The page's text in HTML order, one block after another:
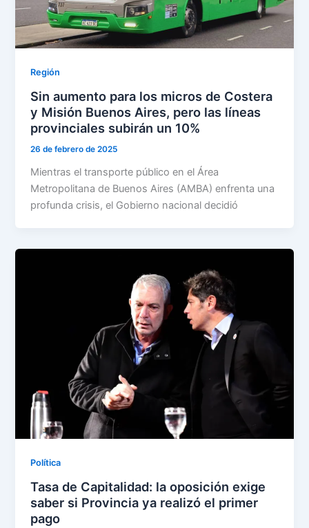
Región
Sin aumento para los micros de Costera
y Misión Buenos Aires, pero las líneas
provinciales subirán un 10%
26 de febrero de 2025
Mientras el transporte público en el Área
Metropolitana de Buenos Aires (AMBA) enfrenta una
profunda crisis, el Gobierno nacional decidió
Política
Tasa de Capitalidad: la oposición exige
saber si Provincia ya realizó el primer
pago